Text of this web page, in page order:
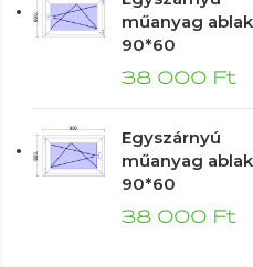
műanyag ablak
90*60
38 000 Ft
Egyszárnyú
műanyag ablak
90*60
38 000 Ft